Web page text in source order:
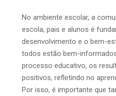
No ambiente escolar, a
escola, pais e alunos é
desenvolvimento e o bem-
todos estão bem-
processo educativo, os
positivos, refletindo no
Por isso, é importante que